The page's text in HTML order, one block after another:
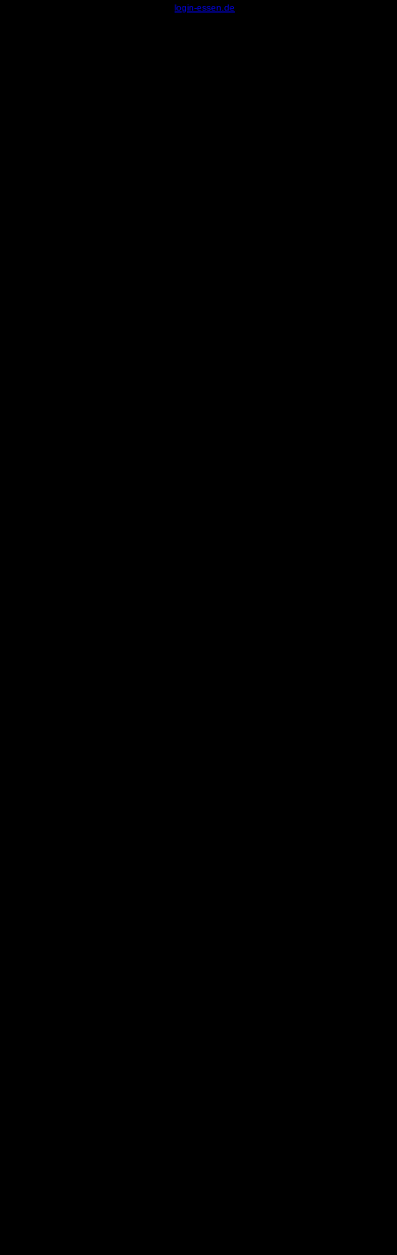
login-essen.de